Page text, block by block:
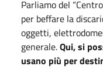
Parliamo del
per beffare la
oggetti,
generale.Qui, si
usano più per